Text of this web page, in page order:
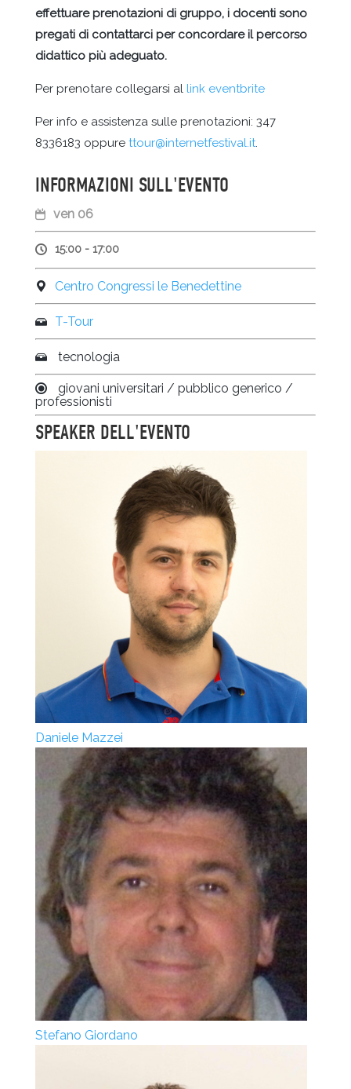
effettuare prenotazioni di gruppo, i docenti sono
pregati di contattarci per concordare il percorso
didattico più adeguato.
Per prenotare collegarsi al link eventbrite
Per info e assistenza sulle prenotazioni: 347
8336183 oppure ttour@internetfestival.it.
INFORMAZIONI SULL'EVENTO
ven 06
15:00 - 17:00
Centro Congressi le Benedettine
T-Tour
tecnologia
giovani universitari / pubblico generico /
professionisti
SPEAKER DELL'EVENTO
Daniele Mazzei
Stefano Giordano